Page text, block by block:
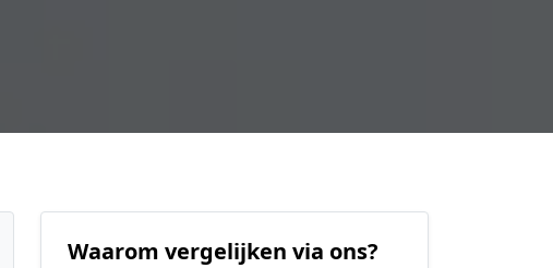
Waarom vergelijken via ons?